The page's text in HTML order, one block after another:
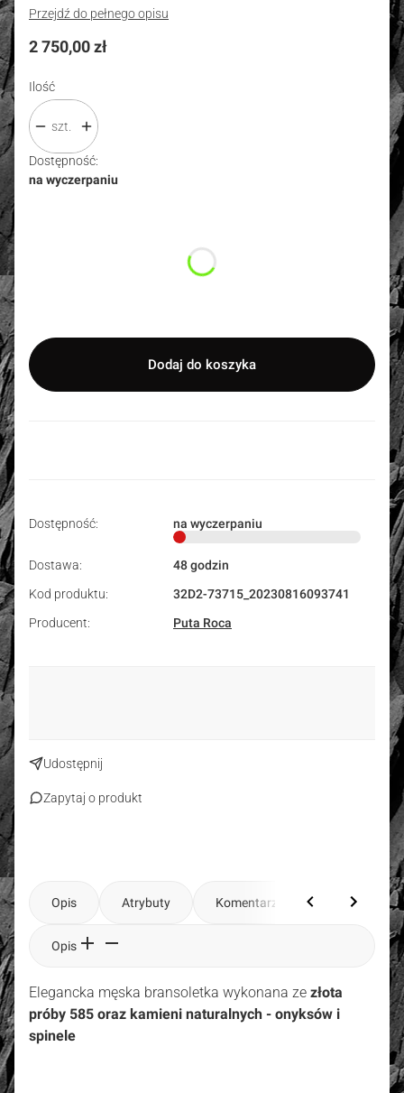
Przejdź do pełnego opisu
Cena
2 750,00 zł
Ilość
szt.
Dostępność:
na wyczerpaniu
Dodaj do koszyka
Dostępność: na wyczerpaniu
Dostawa:
48 godzin
Kod produktu:
32D2-73715_20230816093741
Producent:
Puta Roca
Udostępnij
Zapytaj o produkt
Opis Atrybuty Komentarze
Opis
Elegancka męska bransoletka wykonana ze złota
próby 585 oraz kamieni naturalnych - onyksów i
spinele